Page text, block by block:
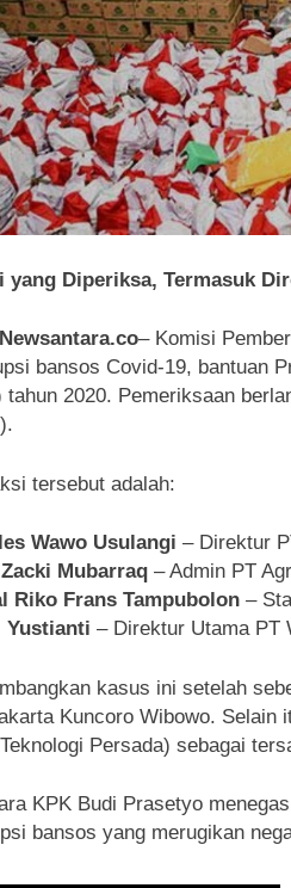
yang Diperiksa, Termasuk
– Komisi
bansos Covid-19, bantuan
tahun 2020. Pemeriksaan
tersebut adalah:
Wawo Usulangi – Direktur
Mubarraq– Admin PT
Riko Frans Tampubolon–
Yustianti – Direktur Utama PT
kasus ini setelah
Kuncoro Wibowo. Selain
Persada) sebagai
KPK Budi Prasetyo
bansos yang merugikan